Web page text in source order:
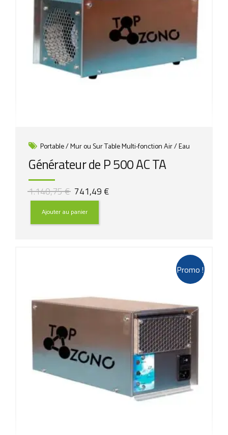
Portable / Mur ou Sur Table Multi-fonction Air / Eau
Générateur de P 500 AC TA
1.140,75€ Le
prix
initial
était :
741,49 €Le
Ajouter au panier
Promo !